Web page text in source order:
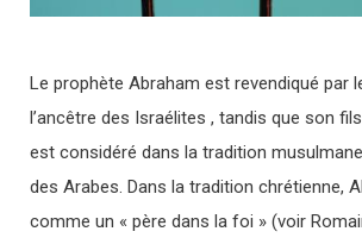
Le prophète Abraham est revendiqué par
l’ancêtre des Israélites , tandis que son
est considéré dans la tradition
des Arabes. Dans la tradition chrétienne,
comme un « père dans la foi » (voir